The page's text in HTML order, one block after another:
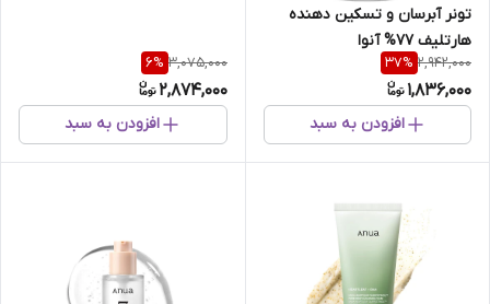
تونر آبرسان و تسکین دهنده
هارتلیف 77% آنوا
2,942,000
37%
1,836,000
افزودن به سبد
3,075,000
6%
2,874,000
افزودن به سبد